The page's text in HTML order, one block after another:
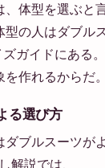
体型を選ぶと
型の人はダブル
ズガイドにある
作れるからだ。
る選び方
ダブルスーツが
解説では、